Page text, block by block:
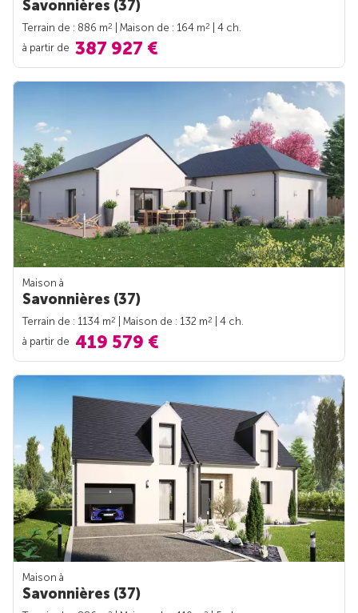
Savonnières (37)
Terrain de : 886 m2 | Maison de : 164 m2
| 4 ch.
à partir de 387 927 €
Maison à
Savonnières (37)
Terrain de : 1134 m2 | Maison de : 132 m2
| 4 ch.
à partir de 419 579 €
Maison à
Savonnières (37)